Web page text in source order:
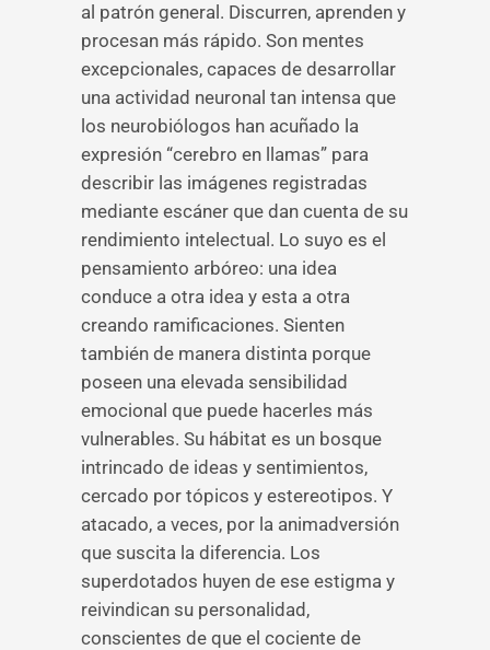
al patrón general. Discurren, aprenden y
procesan más rápido. Son mentes
excepcionales, capaces de desarrollar
una actividad neuronal tan intensa que
los neurobiólogos han acuñado la
expresión “cerebro en llamas” para
describir las imágenes registradas
mediante escáner que dan cuenta de su
rendimiento intelectual. Lo suyo es el
pensamiento arbóreo: una idea
conduce a otra idea y esta a otra
creando ramificaciones. Sienten
también de manera distinta porque
poseen una elevada sensibilidad
emocional que puede hacerles más
vulnerables. Su hábitat es un bosque
intrincado de ideas y sentimientos,
cercado por tópicos y estereotipos. Y
atacado, a veces, por la animadversión
que suscita la diferencia. Los
superdotados huyen de ese estigma y
reivindican su personalidad,
conscientes de que el cociente de